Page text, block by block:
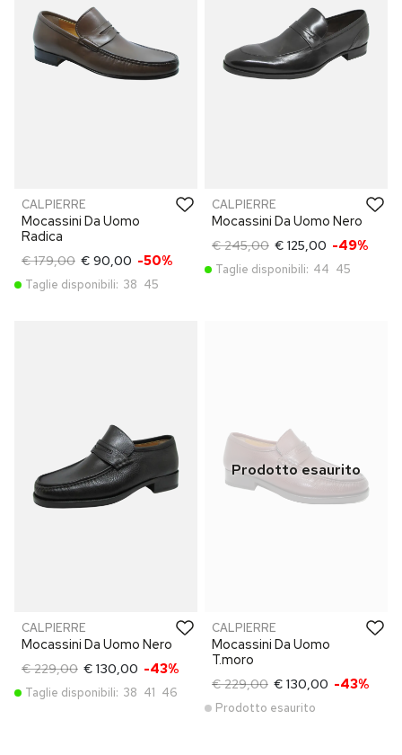
CALPIERRE
Mocassini Da Uomo
Radica
€ 179,00 € 90,00 -50%
Taglie disponibili: 38 45
CALPIERRE
Mocassini Da Uomo Nero
€ 245,00 € 125,00 -49%
Taglie disponibili: 44 45
CALPIERRE
Mocassini Da Uomo Nero
€ 229,00 € 130,00 -43%
Taglie disponibili: 38 41 46
CALPIERRE
Mocassini Da Uomo
T.moro
€ 229,00 € 130,00 -43%
Prodotto esaurito